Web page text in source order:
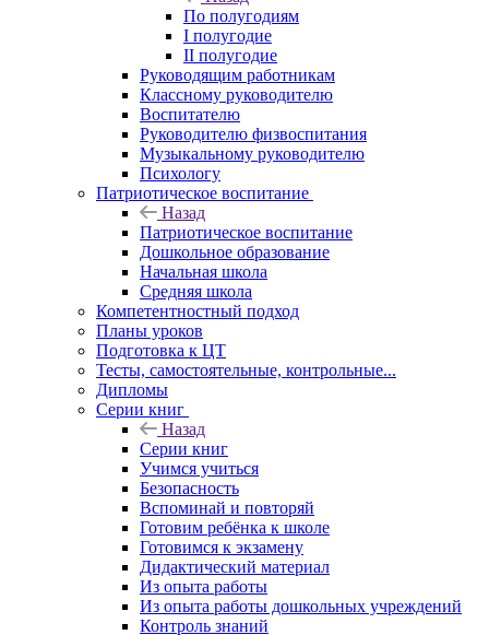
По полугодиям
I полугодие
II полугодие
Руководящим работникам
Классному руководителю
Воспитателю
Руководителю физвоспитания
Музыкальному руководителю
Психологу
Патриотическое воспитание
Назад
Патриотическое воспитание
Дошкольное образование
Начальная школа
Средняя школа
Компетентностный подход
Планы уроков
Подготовка к ЦТ
Тесты, самостоятельные, контрольные...
Дипломы
Серии книг
Назад
Серии книг
Учимся учиться
Безопасность
Вспоминай и повторяй
Готовим ребёнка к школе
Готовимся к экзамену
Дидактический материал
Из опыта работы
Из опыта работы дошкольных учреждений
Контроль знаний